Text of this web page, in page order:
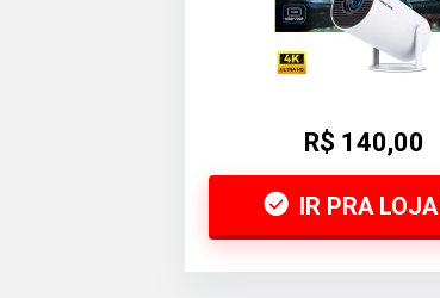
R$ 140,00
IR PRA LOJA